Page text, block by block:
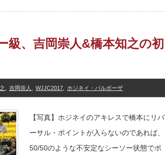
級、吉岡崇人&橋本知之の初
吉岡崇人 WJJC2017 ホジネイ・バルボーザ
【写真】ホジネイのアキレスで橋本にリバ
ーサル・ポイントが入らないのであれば、
50/50のような不安定なシーソー状態でポ